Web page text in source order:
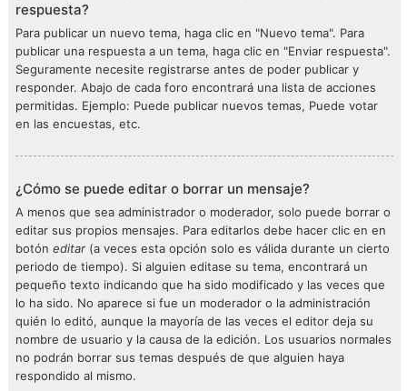
respuesta?
Para publicar un nuevo tema, haga clic en "Nuevo tema". Para
publicar una respuesta a un tema, haga clic en "Enviar respuesta".
Seguramente necesite registrarse antes de poder publicar y
responder. Abajo de cada foro encontrará una lista de acciones
permitidas. Ejemplo: Puede publicar nuevos temas, Puede votar
en las encuestas, etc.
¿Cómo se puede editar o borrar un mensaje?
A menos que sea administrador o moderador, solo puede borrar o
editar sus propios mensajes. Para editarlos debe hacer clic en en
botón editar (a veces esta opción solo es válida durante un cierto
periodo de tiempo). Si alguien editase su tema, encontrará un
pequeño texto indicando que ha sido modificado y las veces que
lo ha sido. No aparece si fue un moderador o la administración
quién lo editó, aunque la mayoría de las veces el editor deja su
nombre de usuario y la causa de la edición. Los usuarios normales
no podrán borrar sus temas después de que alguien haya
respondido al mismo.